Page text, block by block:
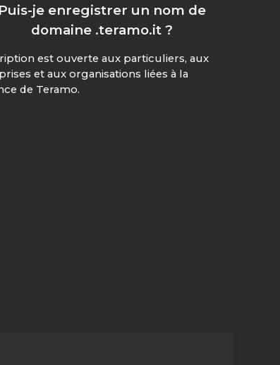
Puis-je enregistrer un nom de
domaine .teramo.it ?
est ouverte aux particuliers, aux
et aux organisations liées à la
de Teramo.